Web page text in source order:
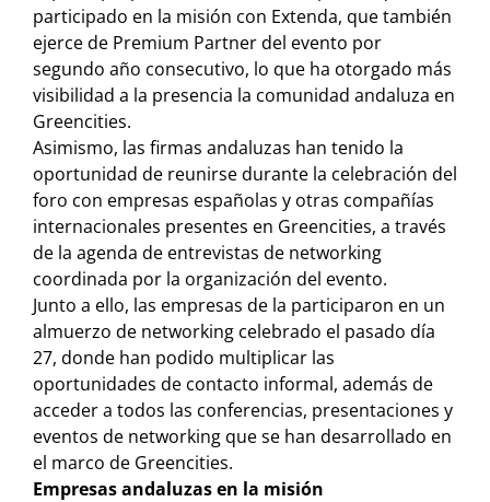
participado en la misión con Extenda, que también
ejerce de Premium Partner del evento por
segundo año consecutivo, lo que ha otorgado más
visibilidad a la presencia la comunidad andaluza en
Greencities.
Asimismo, las firmas andaluzas han tenido la
oportunidad de reunirse durante la celebración del
foro con empresas españolas y otras compañías
internacionales presentes en Greencities, a través
de la agenda de entrevistas de networking
coordinada por la organización del evento.
Junto a ello, las empresas de la participaron en un
almuerzo de networking celebrado el pasado día
27, donde han podido multiplicar las
oportunidades de contacto informal, además de
acceder a todos las conferencias, presentaciones y
eventos de networking que se han desarrollado en
el marco de Greencities.
Empresas andaluzas en la misión